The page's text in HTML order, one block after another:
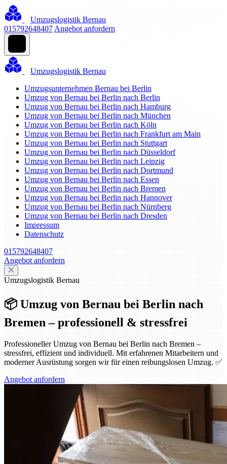
Umzugslogistik Bernau
015792648407 Angebot anfordern
Umzugslogistik Bernau
Umzugsunternehmen Bernau bei Berlin
Umzug von Bernau bei Berlin nach Berlin
Umzug von Bernau bei Berlin nach Hamburg
Umzug von Bernau bei Berlin nach München
Umzug von Bernau bei Berlin nach Köln
Umzug von Bernau bei Berlin nach Frankfurt am Main
Umzug von Bernau bei Berlin nach Stuttgart
Umzug von Bernau bei Berlin nach Düsseldorf
Umzug von Bernau bei Berlin nach Leipzig
Umzug von Bernau bei Berlin nach Dortmund
Umzug von Bernau bei Berlin nach Essen
Umzug von Bernau bei Berlin nach Bremen
Umzug von Bernau bei Berlin nach Hannover
Umzug von Bernau bei Berlin nach Nürnberg
Umzug von Bernau bei Berlin nach Dresden
Impressum
Datenschutz
015792648407
Angebot anfordern
Umzugslogistik Bernau
📦 Umzug von Bernau bei Berlin nach
Bremen – professionell & stressfrei
Professioneller Umzug von Bernau bei Berlin nach Bremen –
stressfrei, effizient und individuell. Mit erfahrenen Mitarbeitern und
moderner Ausrüstung sorgen wir für einen reibungslosen Umzug. ✅
Angebot anfordern